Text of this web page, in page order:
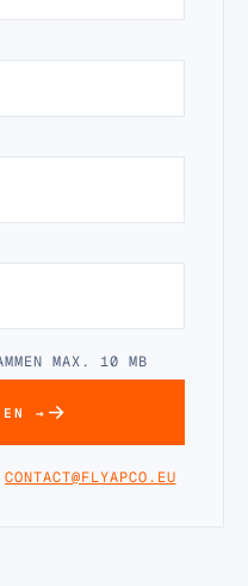
MAX. 10 MB
→
CONTACT@FLYAPCO.EU